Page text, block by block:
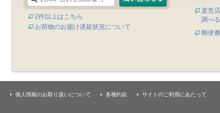
2件以上はこちら
お荷物のお届け遅延状況について
直営
調べる
郵便
個人情報のお取り扱いについて 各種約款 サイトのご利用にあたって